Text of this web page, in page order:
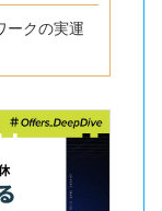
ークの実運